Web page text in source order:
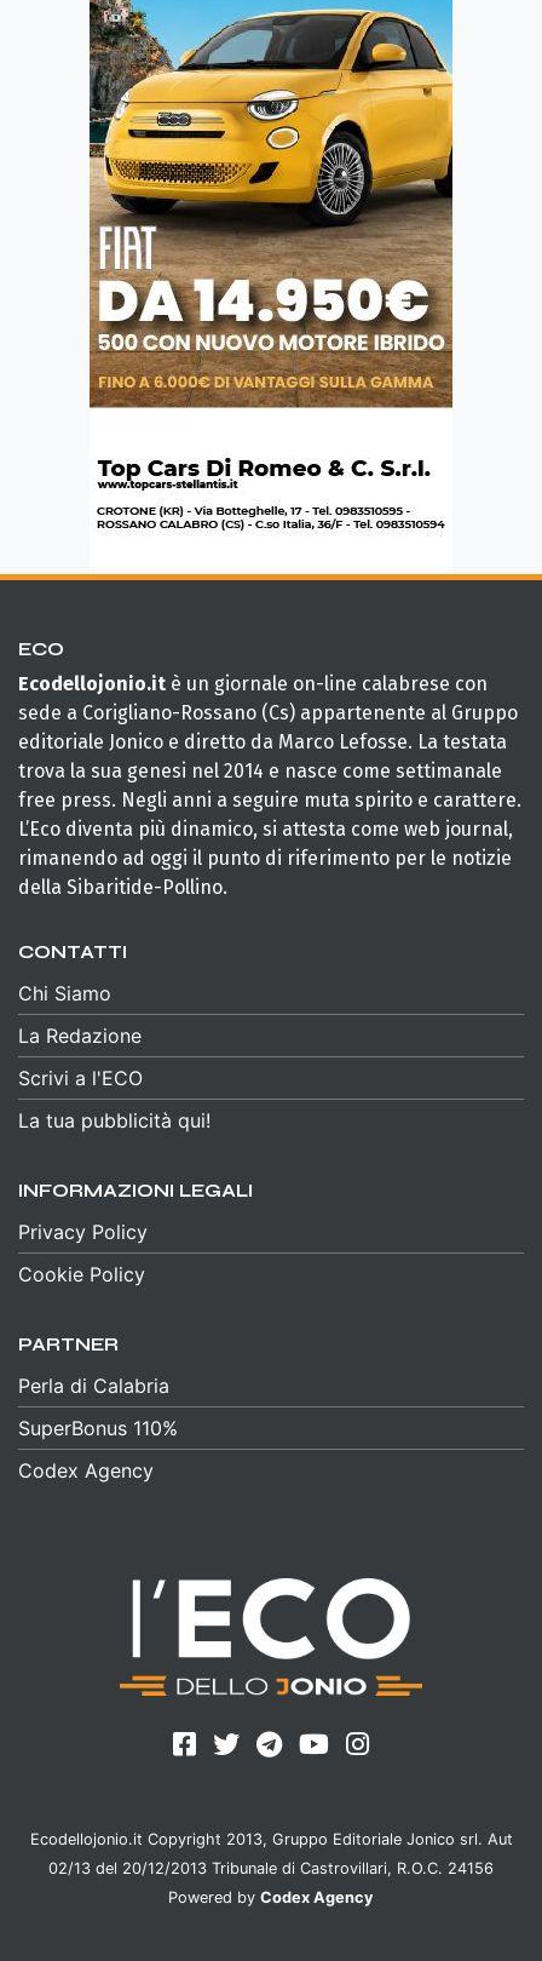
ECO
Ecodellojonio.it è un giornale on-line calabrese con
sede a Corigliano-Rossano (Cs) appartenente al Gruppo
editoriale Jonico e diretto da Marco Lefosse. La testata
trova la sua genesi nel 2014 e nasce come settimanale
free press. Negli anni a seguire muta spirito e carattere.
L’Eco diventa più dinamico, si attesta come web journal,
rimanendo ad oggi il punto di riferimento per le notizie
della Sibaritide-Pollino.
CONTATTI
Chi Siamo
La Redazione
Scrivi a l'ECO
La tua pubblicità qui!
INFORMAZIONI LEGALI
Privacy Policy
Cookie Policy
PARTNER
Perla di Calabria
SuperBonus 110%
Codex Agency
Ecodellojonio.it Copyright 2013, Gruppo Editoriale Jonico srl. Aut
02/13 del 20/12/2013 Tribunale di Castrovillari, R.O.C. 24156
Powered by Codex Agency